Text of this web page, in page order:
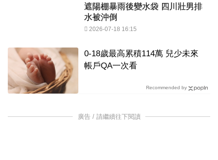
遮陽棚暴雨後變水袋 四川壯男排
水被沖倒
2026-07-18 16:15
0-18歲最高累積114萬 兒少未來
帳戶QA一次看
Recommended by
廣告 / 請繼續往下閱讀